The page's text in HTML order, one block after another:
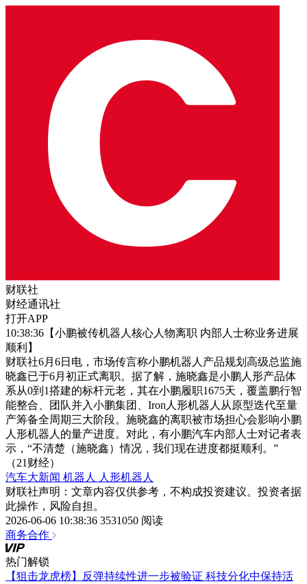
财联社
财经通讯社
打开APP
10:38:36【小鹏被传机器人核心人物离职 内部人士称业务进展
顺利】
财联社6月6日电，市场传言称小鹏机器人产品规划高级总监施
晓鑫已于6月初正式离职。据了解，施晓鑫是小鹏人形产品体
系从0到1搭建的标杆元老，其在小鹏履职1675天，覆盖鹏行智
能整合、团队并入小鹏集团、Iron人形机器人从原型迭代至量
产筹备全周期三大阶段。施晓鑫的离职被市场担心会影响小鹏
人形机器人的量产进度。对此，有小鹏汽车内部人士对记者表
示，“不清楚（施晓鑫）情况，我们现在进度都挺顺利。”
（21财经）
汽车大新闻 机器人
人形机器人
财联社声明：文章内容仅供参考，不构成投资建议。投资者据
此操作，风险自担。
2026-06-06 10:38:36 3531050 阅读
商务合作
热门解锁
【狙击龙虎榜】反弹持续性进一步被验证 科技分化中保持活